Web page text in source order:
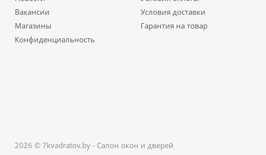
Вакансии
Магазины
Конфиденциальность
Условия доставки
Гарантия на товар
2026 © 7kvadratov.by - Салон окон и дверей